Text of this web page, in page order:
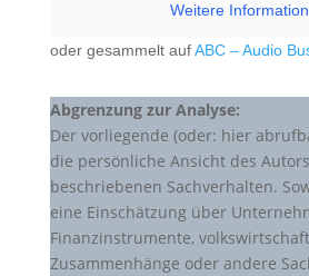
Weitere
oder gesammelt aufABC – Audio
Abgrenzung zur Analyse:
Der vorliegende (oder: hier
die persönliche Ansicht des
beschriebenen Sachverhalten.
eine Einschätzung über
Finanzinstrumente,
Zusammenhänge oder andere